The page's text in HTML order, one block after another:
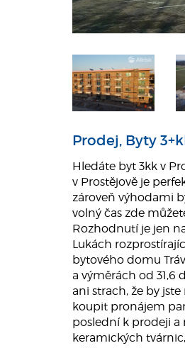
Prodej, Byty
Hledáte byt 3kk v
v Prostějově je
zároveň výhodami
volný čas zde
Rozhodnutí je jen
Lukách
bytového domu
a výměrách od 31,6
ani strach, že by
koupit pronájem
poslední k prodeji a
keramických